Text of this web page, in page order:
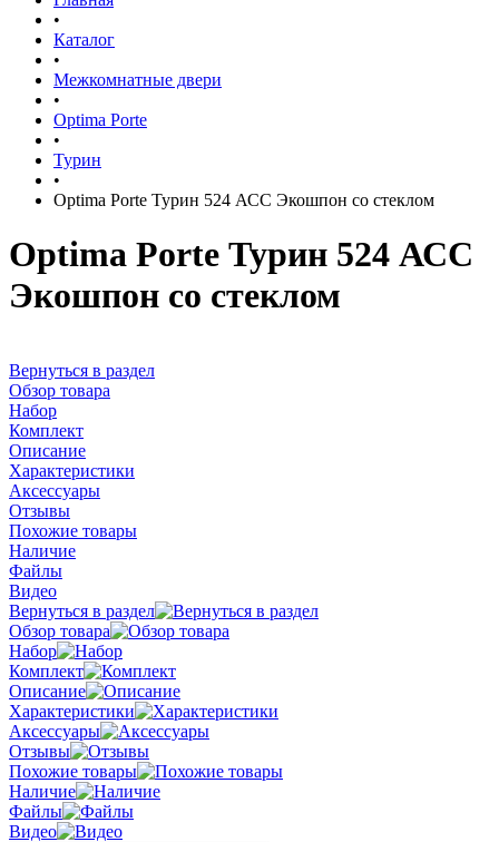
•
Каталог
•
Межкомнатные двери
•
Optima Porte
•
Турин
•
Optima Porte Турин 524 АСС Экошпон со стеклом
Optima Porte Турин 524 АСС
Экошпон со стеклом
Вернуться в раздел
Обзор товара
Набор
Комплект
Описание
Характеристики
Аксессуары
Отзывы
Похожие товары
Наличие
Файлы
Видео
Вернуться в раздел
Обзор товара
Набор
Комплект
Описание
Характеристики
Аксессуары
Отзывы
Похожие товары
Наличие
Файлы
Видео